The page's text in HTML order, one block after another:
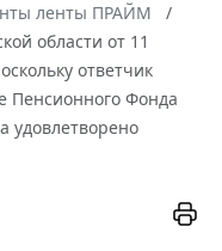
ленты ПРАЙМ
области от 11
ответчик
Пенсионного Фонда
удовлетворено